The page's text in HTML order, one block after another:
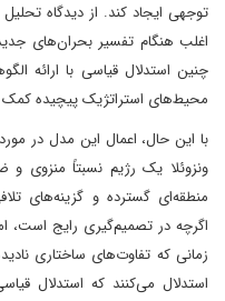
توجهی ایجاد کند. از دیدگاه
اغلب هنگام تفسیر بحران‌های
چنین استدلال قیاسی با ارائه
محیط‌های استراتژیک پیچیده
با این حال، اعمال این مدل در
ونزوئلا یک رژیم نسبتاً منزوی و
منطقه‌ای گسترده و گزینه‌های
اگرچه در تصمیم‌گیری رایج است،
استدلال می‌کنند که استدلال